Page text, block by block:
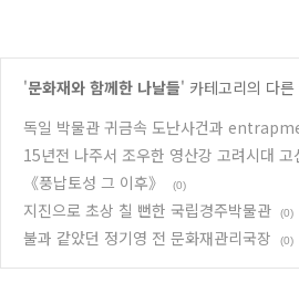
'문화재와 함께한 나날들' 카테고리의 다른
독일 박물관 귀금속 도난사건과
15년전 나주서 조우한 영산강 고려시대 고
《풍납토성 그 이후》 (0)
지진으로 초상 칠 뻔한 국립경주박물관 (0)
불과 같았던 정기영 전 문화재관리국장 (0)